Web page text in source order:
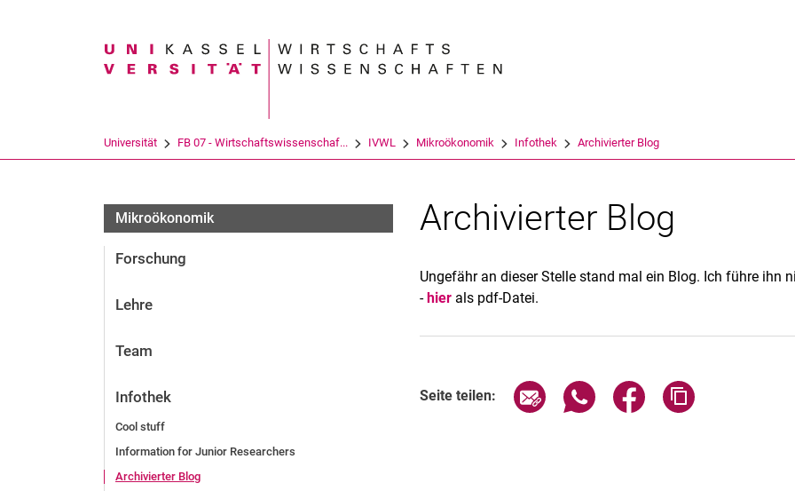
Suchbegriff
Universität FB 07 - Wirtschaftswissenschaf... IVWL Mikroökonomik Infothek Archivierter Blog
Mikroökonomik
Forschung
Lehre
Team
Infothek
Cool stuff
Information for Junior Researchers
Archivierter Blog
Archivierter Blog
Ungefähr an dieser Stelle stand mal ein Blog. Ich führe ihn
-hier als pdf-Datei.
Seite teilen: Seite über E-Mail teilen
Seite über WhatsApp teilen
Seite über Facebook